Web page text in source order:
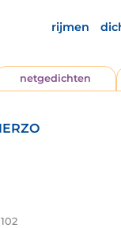
rijmen
netgedichten